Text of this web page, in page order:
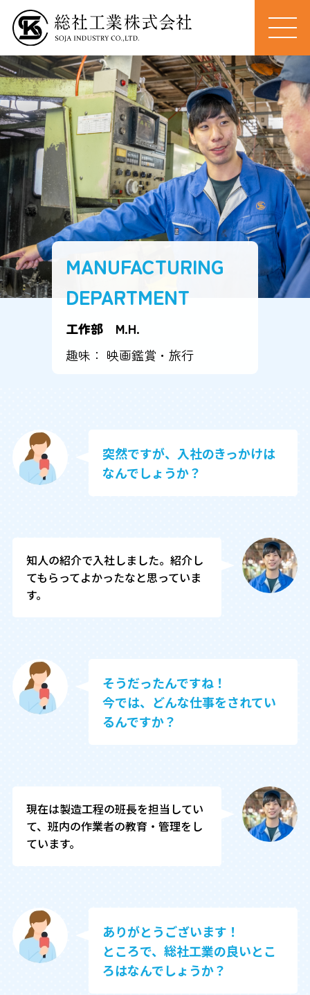
MEN
U
MANUFACTURING
DEPARTMENT
工作部 M.H.
趣味： 映画鑑賞・旅行
突然ですが、入社のきっかけは
なんでしょうか？
知人の紹介で入社しました。紹介し
てもらってよかったなと思っていま
す。
そうだったんですね！
今では、どんな仕事をされてい
るんですか？
現在は製造工程の班長を担当してい
て、班内の作業者の教育・管理をし
ています。
ありがとうございます！
ところで、総社工業の良いとこ
ろはなんでしょうか？